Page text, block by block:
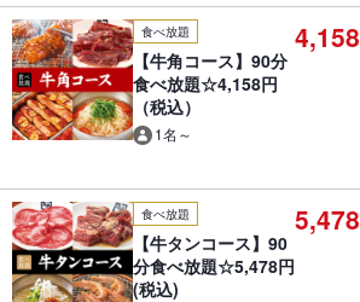
食べ放題
【牛角コース】90分
食べ放題☆4,158円
（税込）
1名～
4,158
食べ放題
【牛タンコース】90
分食べ放題☆5,478円
(税込)
5,478